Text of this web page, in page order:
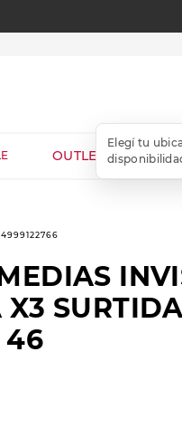
OUTLET WEB
46